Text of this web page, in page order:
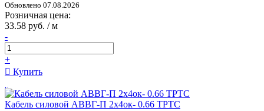
Обновлено 07.08.2026
Розничная цена:
33.58 руб. / м
-
+
Купить
Кабель силовой АВВГ-П 2х4ок- 0.66 ТРТС